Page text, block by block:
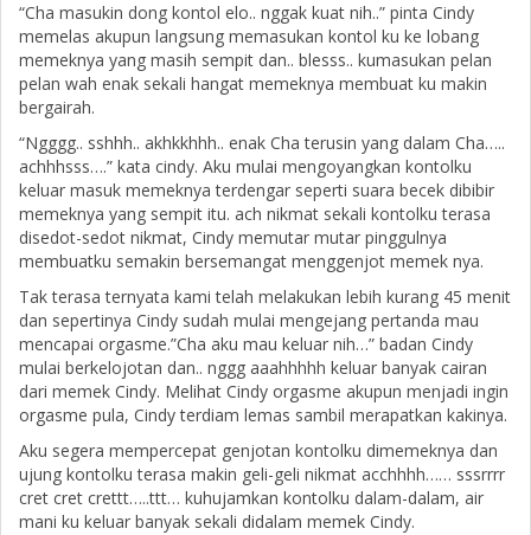
“Cha masukin dong kontol elo.. nggak kuat nih..” pinta Cindy
memelas akupun langsung memasukan kontol ku ke lobang
memeknya yang masih sempit dan.. blesss.. kumasukan pelan
pelan wah enak sekali hangat memeknya membuat ku makin
bergairah.
“Ngggg.. sshhh.. akhkkhhh.. enak Cha terusin yang dalam Cha…..
achhhsss….” kata cindy. Aku mulai mengoyangkan kontolku
keluar masuk memeknya terdengar seperti suara becek dibibir
memeknya yang sempit itu. ach nikmat sekali kontolku terasa
disedot-sedot nikmat, Cindy memutar mutar pinggulnya
membuatku semakin bersemangat menggenjot memek nya.
Tak terasa ternyata kami telah melakukan lebih kurang 45 menit
dan sepertinya Cindy sudah mulai mengejang pertanda mau
mencapai orgasme.”Cha aku mau keluar nih…” badan Cindy
mulai berkelojotan dan.. nggg aaahhhhh keluar banyak cairan
dari memek Cindy. Melihat Cindy orgasme akupun menjadi ingin
orgasme pula, Cindy terdiam lemas sambil merapatkan kakinya.
Aku segera mempercepat genjotan kontolku dimemeknya dan
ujung kontolku terasa makin geli-geli nikmat acchhhh…… sssrrrr
cret cret crettt…..ttt… kuhujamkan kontolku dalam-dalam, air
mani ku keluar banyak sekali didalam memek Cindy.